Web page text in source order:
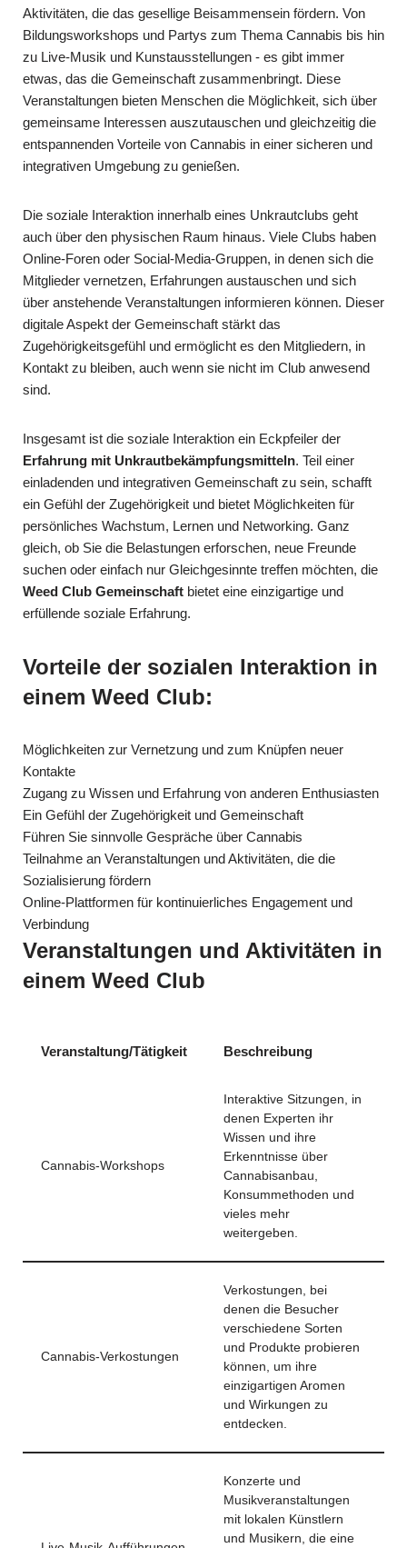
Aktivitäten, die das gesellige Beisammensein fördern. Von
Bildungsworkshops und Partys zum Thema Cannabis bis hin
zu Live-Musik und Kunstausstellungen - es gibt immer
etwas, das die Gemeinschaft zusammenbringt. Diese
Veranstaltungen bieten Menschen die Möglichkeit, sich über
gemeinsame Interessen auszutauschen und gleichzeitig die
entspannenden Vorteile von Cannabis in einer sicheren und
integrativen Umgebung zu genießen.
Die soziale Interaktion innerhalb eines Unkrautclubs geht
auch über den physischen Raum hinaus. Viele Clubs haben
Online-Foren oder Social-Media-Gruppen, in denen sich die
Mitglieder vernetzen, Erfahrungen austauschen und sich
über anstehende Veranstaltungen informieren können. Dieser
digitale Aspekt der Gemeinschaft stärkt das
Zugehörigkeitsgefühl und ermöglicht es den Mitgliedern, in
Kontakt zu bleiben, auch wenn sie nicht im Club anwesend
sind.
Insgesamt ist die soziale Interaktion ein Eckpfeiler der
Erfahrung mit Unkrautbekämpfungsmitteln. Teil einer
einladenden und integrativen Gemeinschaft zu sein, schafft
ein Gefühl der Zugehörigkeit und bietet Möglichkeiten für
persönliches Wachstum, Lernen und Networking. Ganz
gleich, ob Sie die Belastungen erforschen, neue Freunde
suchen oder einfach nur Gleichgesinnte treffen möchten, die
Weed Club Gemeinschaft bietet eine einzigartige und
erfüllende soziale Erfahrung.
Vorteile der sozialen Interaktion in
einem Weed Club:
Möglichkeiten zur Vernetzung und zum Knüpfen neuer
Kontakte
Zugang zu Wissen und Erfahrung von anderen Enthusiasten
Ein Gefühl der Zugehörigkeit und Gemeinschaft
Führen Sie sinnvolle Gespräche über Cannabis
Teilnahme an Veranstaltungen und Aktivitäten, die die
Sozialisierung fördern
Online-Plattformen für kontinuierliches Engagement und
Verbindung
Veranstaltungen und Aktivitäten in
einem Weed Club
Veranstaltung/Tätigkeit Beschreibung
Cannabis-Workshops
Interaktive Sitzungen, in
denen Experten ihr
Wissen und ihre
Erkenntnisse über
Cannabisanbau,
Konsummethoden und
vieles mehr
weitergeben.
Cannabis-Verkostungen
Verkostungen, bei
denen die Besucher
verschiedene Sorten
und Produkte probieren
können, um ihre
einzigartigen Aromen
und Wirkungen zu
entdecken.
Konzerte und
Musikveranstaltungen
mit lokalen Künstlern
und Musikern, die eine